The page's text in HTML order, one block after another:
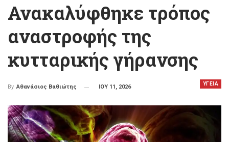
Ανακαλύφθηκε τρόπος
αναστροφής της
κυτταρικής γήρανσης
ΥΓΕΙΑ
By Αθανάσιος Βαθιώτης ΙΟΥ 11, 2026